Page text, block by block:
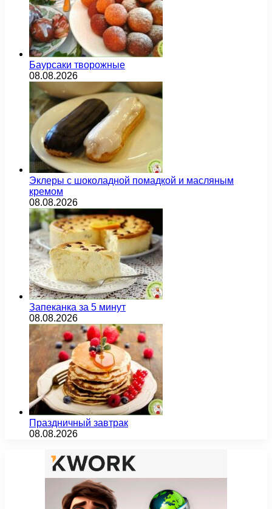
Баурсаки творожные
08.08.2026
Эклеры с шоколадной помадкой и масляным
кремом
08.08.2026
Запеканка за 5 минут
08.08.2026
Праздничный завтрак
08.08.2026